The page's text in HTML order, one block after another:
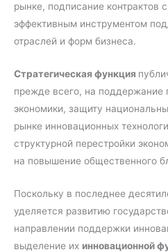
рынке, подписание контрактов
эффективным инструментом
отраслей и форм бизнеса.
Стратегическая функция
прежде всего, на поддержание
экономики, защиту
рынке инновационных
структурной перестройки
на повышение общественного
Поскольку в последнее
уделяется развитию
направлении поддержки
выделение их инновационной